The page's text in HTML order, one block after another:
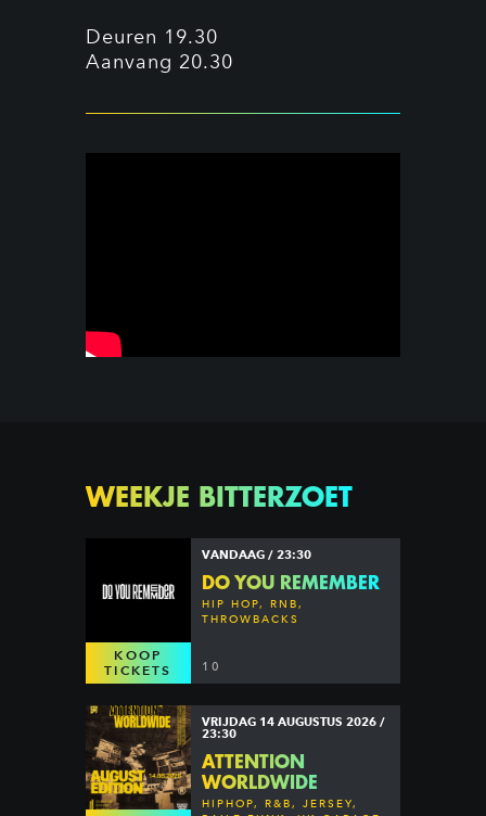
Deuren 19.30
Aanvang 20.30
WEEKJE BITTERZOET
KOOP
TICKETS
VANDAAG / 23:30
DO YOU REMEMBER
HIP HOP, RNB,
THROWBACKS
10
VRIJDAG 14 AUGUSTUS 2026 /
23:30
ATTENTION
WORLDWIDE
HIPHOP, R&B, JERSEY,